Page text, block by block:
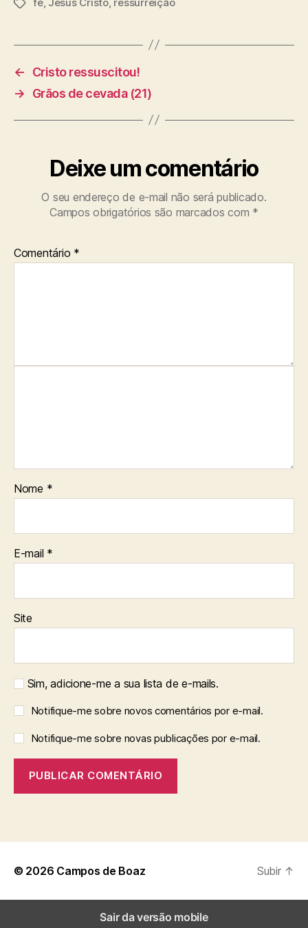
T
s
←
Cristo ressuscitou!
→
Grãos de cevada (21)
Deixe um comentário
O seu endereço de e-mail não será publicado.
Campos obrigatórios são marcados com *
Comentário *
Nome *
E-mail *
Site
Sim, adicione-me a sua lista de e-mails.
Notifique-me sobre novos comentários por e-mail.
Notifique-me sobre novas publicações por e-mail.
© 2026 Campos de Boaz Subir ↑
Sair da versão mobile